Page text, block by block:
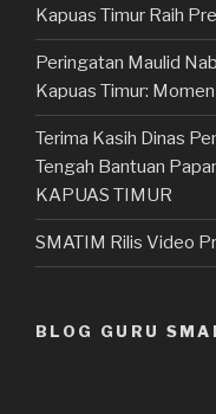
Kapuas Timur Raih
Peringatan Maulid
Kapuas Timur:
Terima Kasih Dinas
Tengah Bantuan
KAPUAS TIMUR
SMATIM Rilis Video
BLOG GURU